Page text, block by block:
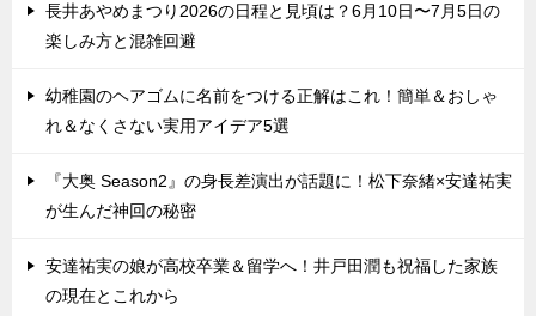
長井あやめまつり2026の日程と見頃は？6月10日〜7月5日の
楽しみ方と混雑回避
幼稚園のヘアゴムに名前をつける正解はこれ！簡単＆おしゃ
れ＆なくさない実用アイデア5選
『大奥 Season2』の身長差演出が話題に！松下奈緒×安達祐実
が生んだ神回の秘密
安達祐実の娘が高校卒業＆留学へ！井戸田潤も祝福した家族
の現在とこれから